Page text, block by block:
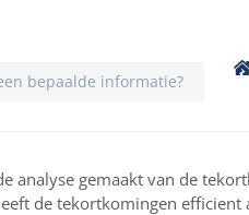
analyse gemaakt van de
de tekortkomingen